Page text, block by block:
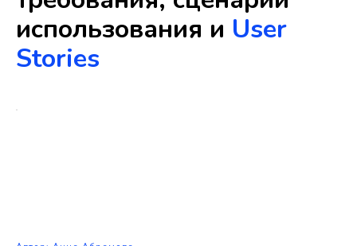
использов ания и User
Stories